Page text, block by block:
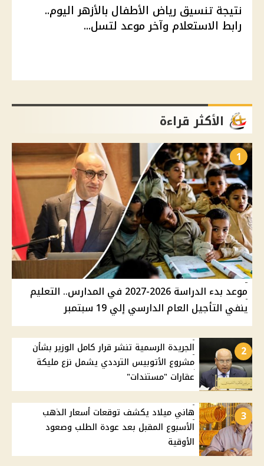
نتيجة تنسيق رياض الأطفال بالأزهر اليوم..
رابط الاستعلام وآخر موعد لتسل...
الأكثر قراءة
1
موعد بدء الدراسة 2026-2027 في المدارس.. التعليم
ينفي التأجيل العام الدارسي إلي 19 سبتمبر
2
الجريدة الرسمية تنشر قرار كامل الوزير بشأن
مشروع الأتوبيس الترددي يشمل نزع مليكة
عقارات "مستندات"
3
هاني ميلاد يكشف توقعات أسعار الذهب
الأسبوع المقبل بعد عودة الطلب وصعود
الأوقية